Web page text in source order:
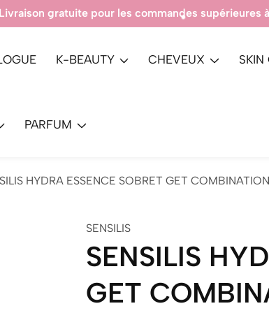
Produits
K-BEAUTY CHEVEUX SKIN
PARFUM
HYDRA ESSENCE SOBRET GET
SENSILIS
SENSILIS
GET